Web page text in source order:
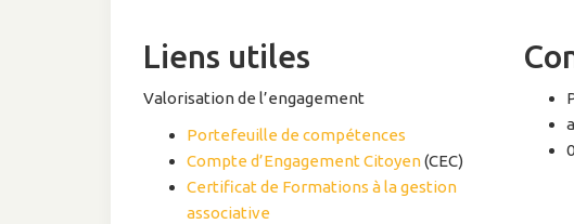
Liens utiles
Valorisation de l’engagement
Portefeuille de compétences
Compte d’Engagement Citoyen(CEC)
Certificat de Formations à la gestion
associative